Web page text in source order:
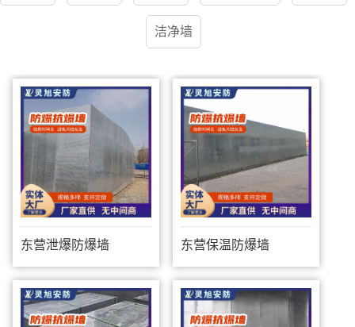
洁净墙
东营泄爆防爆墙 东营保温防爆墙